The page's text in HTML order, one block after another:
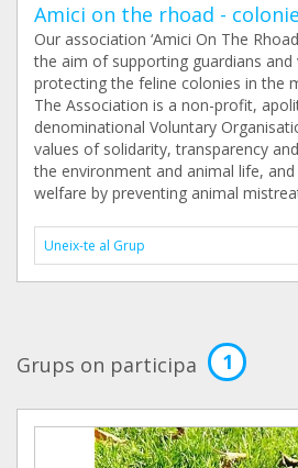
Amici on the rhoad -
Our association ‘Amici On The
the aim of supporting guardians and
protecting the feline colonies in the
The Association is a non-profit,
denominational Voluntary
values of solidarity, transparency
the environment and animal life,
welfare by preventing animal
Uneix-te al Grup
Grups on participa 1